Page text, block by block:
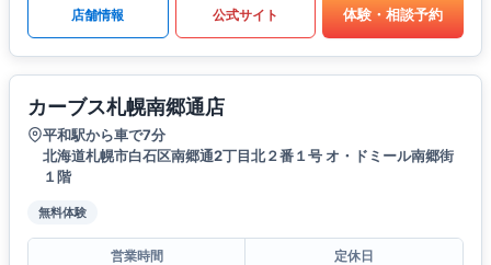
店舗情報 公式サイト 体験・相談予約
カーブス札幌南郷通店
平和駅から車で7分
北海道札幌市白石区南郷通2丁目北２番１号 オ・ドミール南郷街
１階
無料体験
営業時間
定休日